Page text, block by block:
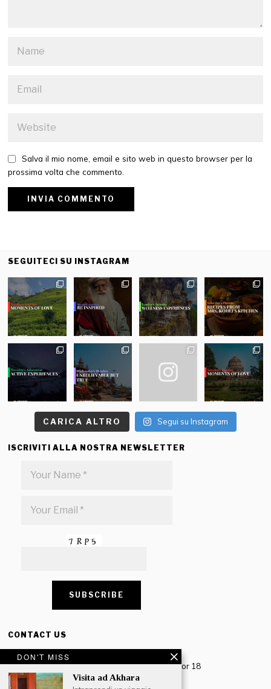
Salva il mio nome, email e sito web in questo browser per la
prossima volta che commento.
SEGUITECI SU INSTAGRAM
CARICA ALTRO Segui su Instagram
ISCRIVITI ALLA NOSTRA NEWSLETTER
CONTACT US
Creative Travel Pvt. Ltd.
Creative Plaza, 283 Udyog Vihar Phase 2, Sector 18
Gurugram, Haryana – 122016, India
DON'T MISS
Visita ad Akhara